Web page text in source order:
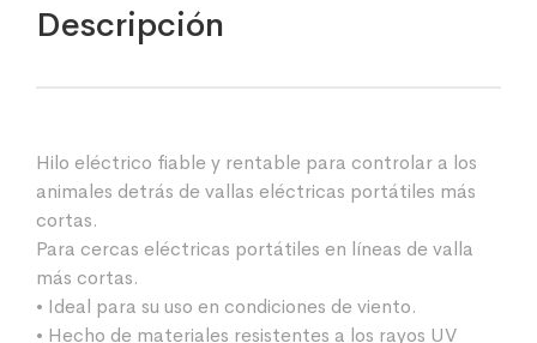
Descripción
Hilo eléctrico fiable y rentable para controlar a los
animales detrás de vallas eléctricas portátiles más
cortas.
Para cercas eléctricas portátiles en líneas de valla
más cortas.
• Ideal para su uso en condiciones de viento.
• Hecho de materiales resistentes a los rayos UV